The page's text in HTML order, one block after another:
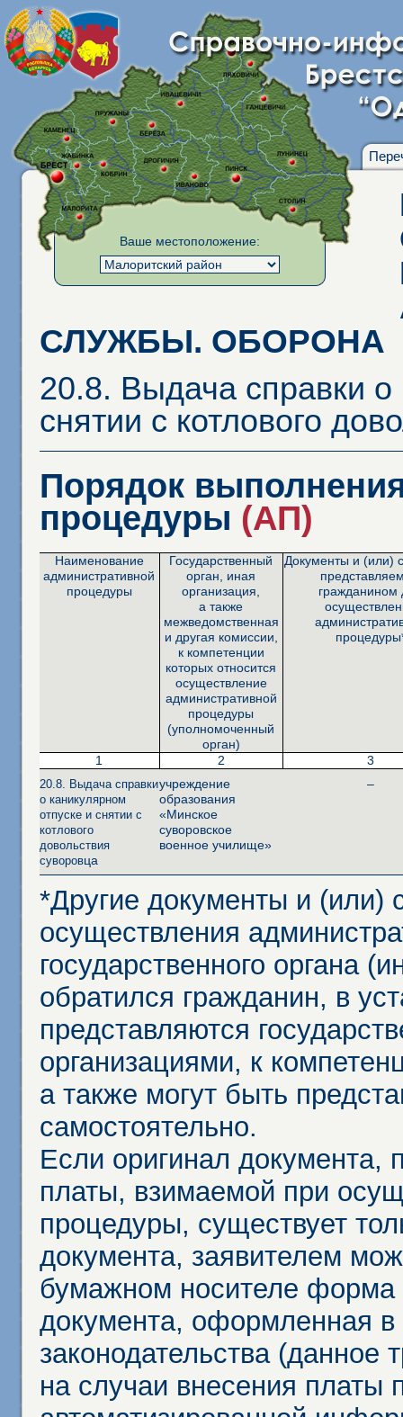
Ваше местоположение:
СЛУЖБЫ. ОБОРОНА
20.8. Выдача справки о
снятии с котлового
Порядок
процедуры (АП)
Наименование
административной
процедуры
Государственный
орган, иная
организация,
а также
межведомственная
и другая комиссии,
к компетенции
которых относится
осуществление
административной
процедуры
(уполномоченный
орган)
Документы и (или)
гражданином
1 2 3
20.8. Выдача справки
о каникулярном
отпуске и снятии с
котлового
довольствия
суворовца
учреждение
образования
«Минское
суворовское
военное училище»
–
*Другие документы и (или)
осуществления
государственного органа
обратился гражданин, в
представляются
организациями, к
а также могут быть
самостоятельно.
Если оригинал документа,
платы, взимаемой при
процедуры, существует
документа, заявителем
бумажном носителе форма
документа, оформленная в
законодательства (данное
на случаи внесения платы